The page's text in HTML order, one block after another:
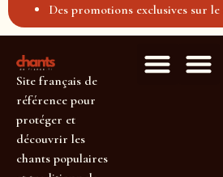
Des promotions exclusives sur le
Site français de
référence pour
protéger et
découvrir les
chants populaires